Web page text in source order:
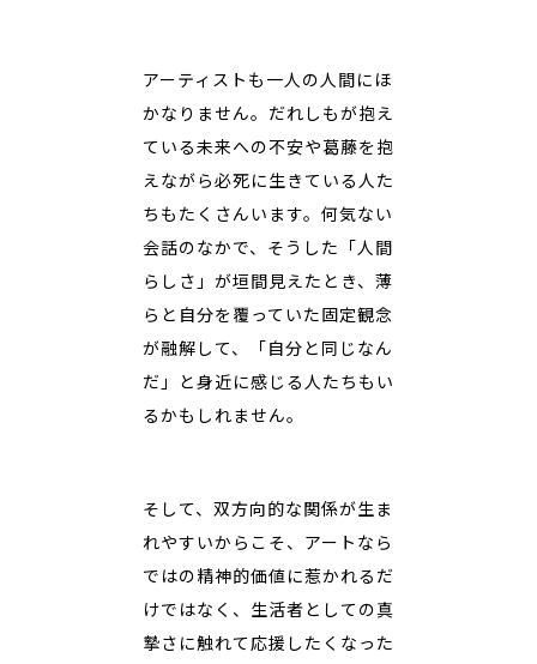
アーティストも一人の人間にほ
かなりません。だれしもが抱え
ている未来への不安や葛藤を抱
えながら必死に生きている人た
ちもたくさんいます。何気ない
会話のなかで、そうした「人間
らしさ」が垣間見えたとき、薄
らと自分を覆っていた固定観念
が融解して、「自分と同じなん
だ」と身近に感じる人たちもい
るかもしれません。
そして、双方向的な関係が生ま
れやすいからこそ、アートなら
ではの精神的価値に惹かれるだ
けではなく、生活者としての真
摯さに触れて応援したくなった